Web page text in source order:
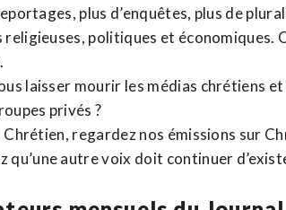
plus d’enquêtes, plus de
politiques et économiques.
laisser mourir les médias chrétiens
privés ?
regardez nos émissions sur
qu’une autre voix doit continuer